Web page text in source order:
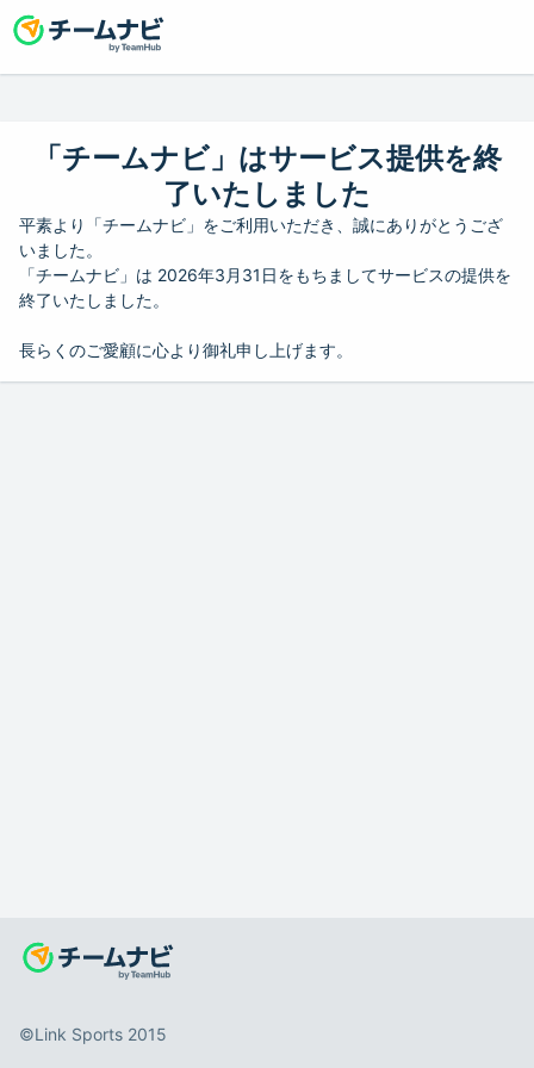
「チームナビ」はサービス提供を終
了いたしました
平素より「チームナビ」をご利用いただき、誠にありがとうござ
いました。
「チームナビ」は 2026年3月31日をもちましてサービスの提供を
終了いたしました。
長らくのご愛顧に心より御礼申し上げます。
©️Link Sports 2015